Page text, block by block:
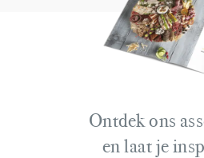
Ontdek ons
en laat je